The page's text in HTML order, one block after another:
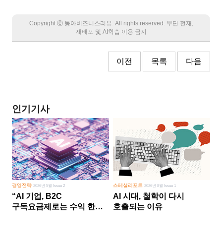
Copyright Ⓒ 동아비즈니스리뷰. All rights reserved. 무단 전재,
재배포 및 AI학습 이용 금지
이전 목록 다음
인기기사
경영전략 2026년 5월 Issue 2
“AI 기업, B2C
구독요금제로는 수익 한계
스페셜리포트 2026년 8월 Issue 1
AI 시대, 철학이 다시
호출되는 이유